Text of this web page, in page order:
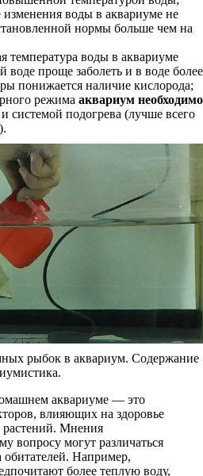
изменения воды в аквариуме не
нормы больше чем на
температура воды в аквариуме
воде проще заболеть и в воде более
понижается наличие кислорода;
режима аквариум необходимо
и системой подогрева (лучше всего
рыбок в аквариум. Содержание
аквариуме — это
влияющих на здоровье
растений. Мнения
вопросу могут различаться
обитателей. Например,
более теплую воду,